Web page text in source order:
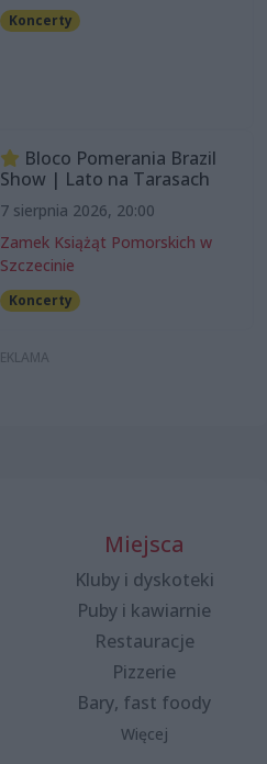
Koncerty
Bloco Pomerania Brazil
Show | Lato na Tarasach
7 sierpnia 2026, 20:00
Zamek Książąt Pomorskich w
Szczecinie
Koncerty
Miejsca
Kluby i dyskoteki
Puby i kawiarnie
Restauracje
Pizzerie
Bary, fast foody
Więcej